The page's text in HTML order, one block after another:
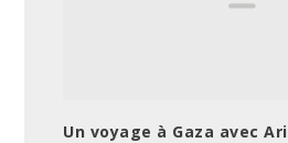
Un voyage à Gaza avec